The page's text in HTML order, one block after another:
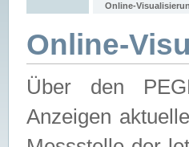
Online-
Online-
Über den
Anzeigen